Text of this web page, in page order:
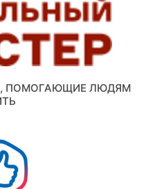
ПОМОГАЮЩИЕ ЛЮДЯМ